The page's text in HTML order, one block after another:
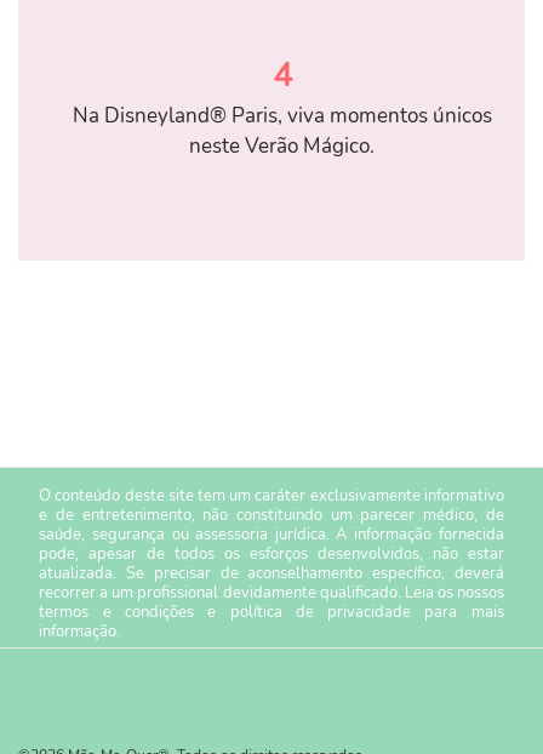
4
Na Disneyland® Paris, viva momentos únicos
neste Verão Mágico.
O conteúdo deste site tem um caráter exclusivamente informativo
e de entretenimento, não constituindo um parecer médico, de
saúde, segurança ou assessoria jurídica. A informação fornecida
pode, apesar de todos os esforços desenvolvidos, não estar
atualizada. Se precisar de aconselhamento específico, deverá
recorrer a um profissional devidamente qualificado. Leia os nossos
termos e condiçõese política de privacidade para mais
informação.